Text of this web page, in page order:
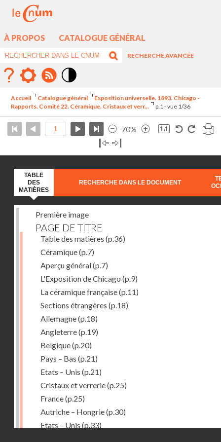
À PROPOS CATALOGUE GÉNÉRAL
RECHERCHE AVANCÉE
élévé
Accueil Catalogue général
Exposition universelle. 1893. Chicago -
Rapports. Comité 22. Céramique. Cristaux et verr...
p.1 - vue 1/36
70%
TABLE
DES
MATIÈRES
RECHERCHE DANS LE DOCUMENT
Première image
PAGE DE TITRE
Table des matières (p.36)
Céramique(p.7)
Aperçu général(p.7)
L'Exposition de Chicago (p.9)
La céramique française(p.11)
Sections étrangères (p.18)
Allemagne(p.18)
Angleterre(p.19)
Belgique(p.20)
Pays – Bas (p.21)
Etats – Unis (p.21)
Cristaux et verrerie(p.25)
France(p.25)
Autriche – Hongrie(p.30)
Etats – Unis (p.33)